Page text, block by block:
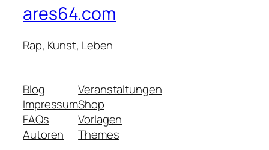
ares64.com
Rap, Kunst, Leben
Blog
Impressum
FAQs
Autoren
Veranstaltungen
Shop
Vorlagen
Themes